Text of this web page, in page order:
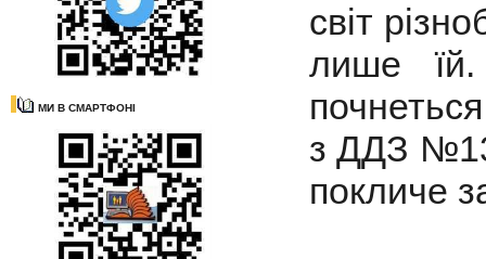
МИ В СМАРТФОНІ
світ
лише
з ДДЗ №13
покличе